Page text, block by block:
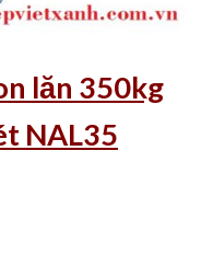
lăn 350kg
NAL35